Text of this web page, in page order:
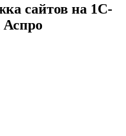
сайтов на 1С-